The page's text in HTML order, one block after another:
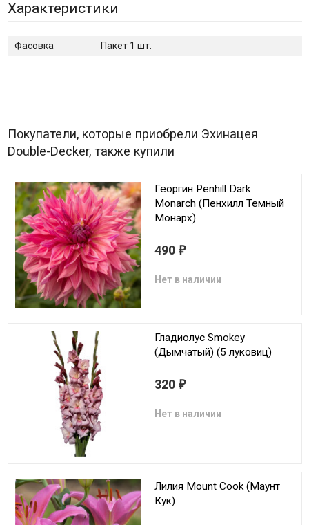
Характеристики
Фасовка Пакет 1 шт.
Покупатели, которые приобрели Эхинацея
Double-Decker, также купили
Георгин Penhill Dark
Monarch (Пенхилл Темный
Монарх)
490 ₽
Нет в наличии
Гладиолус Smokey
(Дымчатый) (5 луковиц)
320 ₽
Нет в наличии
Лилия Mount Cook (Маунт
Кук)